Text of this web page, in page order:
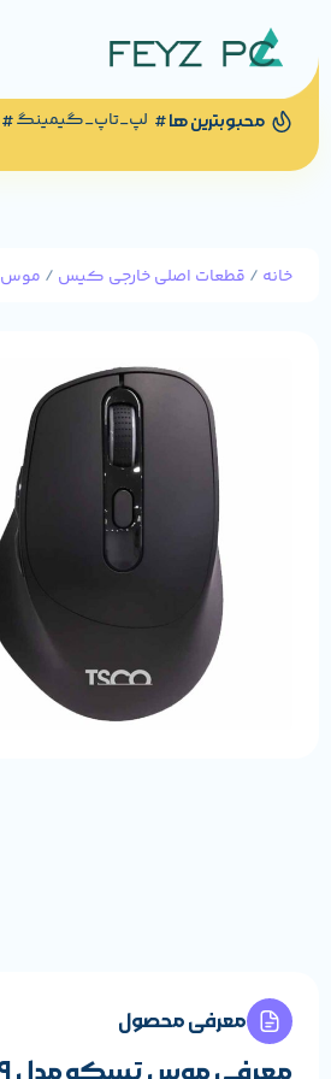
محبوبترین ها لپ_تاپ_گیمینگ
خانه / قطعات اصلی خارجی کیس / موس
معرفی محصول